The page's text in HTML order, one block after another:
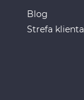
Blog
Strefa klienta